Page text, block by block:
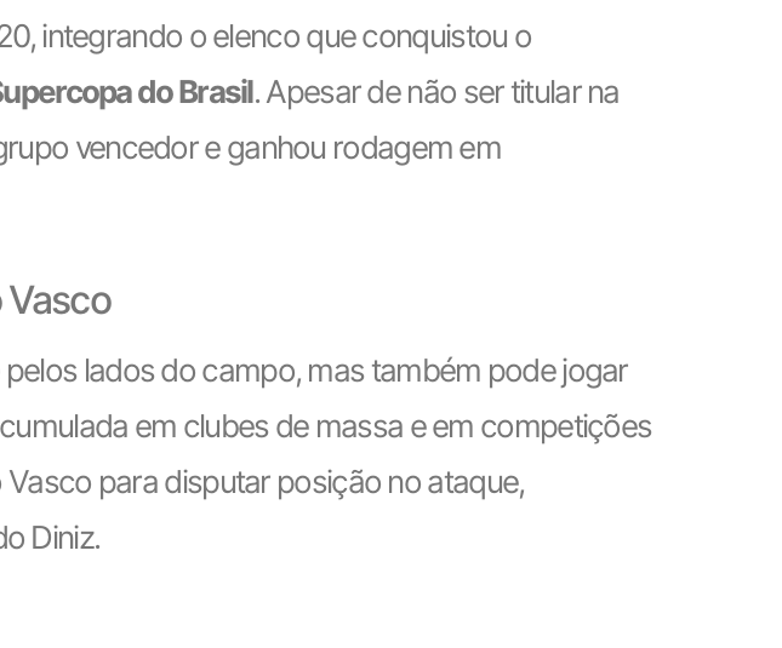
integrando o elenco que conquistou o
do Brasil. Apesar de não ser titular na
vencedor e ganhou rodagem em
lados do campo, mas também pode jogar
em clubes de massa e em competições
para disputar posição no ataque,
Diniz.